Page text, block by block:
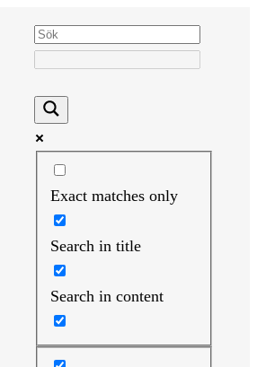
Exact matches only
Search in title
Search in content